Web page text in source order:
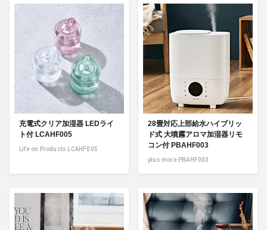
充電式クリア加湿器 LEDライ
ト付 LCAHF005
Life on Products LCAHF005
28畳対応上部給水ハイブリッ
ド式 大噴霧アロマ加湿器リモ
コン付 PBAHF003
plus more PBAHF003